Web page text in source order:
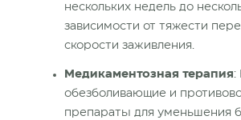
нескольких недель до
зависимости от тяжести
скорости заживления.
Медикаментозная терапия:
обезболивающие и
препараты для уменьшения